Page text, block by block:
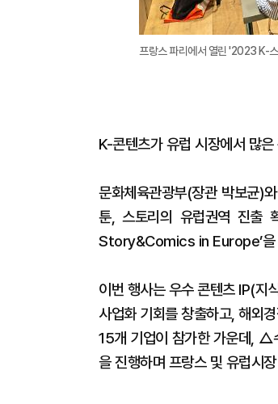
프랑스 파리에서 열린 '2023 K-
K-콘텐츠가 유럽 시장에서 많
문화체육관광부(장관 박보균)
툰, 스토리의 유럽권역 진출
Story&Comics in Europe’을
이번 행사는 우수 콘텐츠 IP(지
사업화 기회를 창출하고, 해외
15개 기업이 참가한 가운데,
을 진행하며 프랑스 및 유럽시